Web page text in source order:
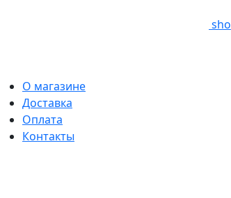
О магазине
Доставка
Оплата
Контакты